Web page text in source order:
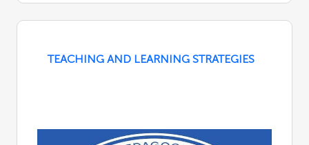
TEACHING AND LEARNING STRATEGIES